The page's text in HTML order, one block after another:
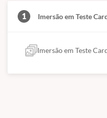
1 Imersão em Teste
Imersão em Teste